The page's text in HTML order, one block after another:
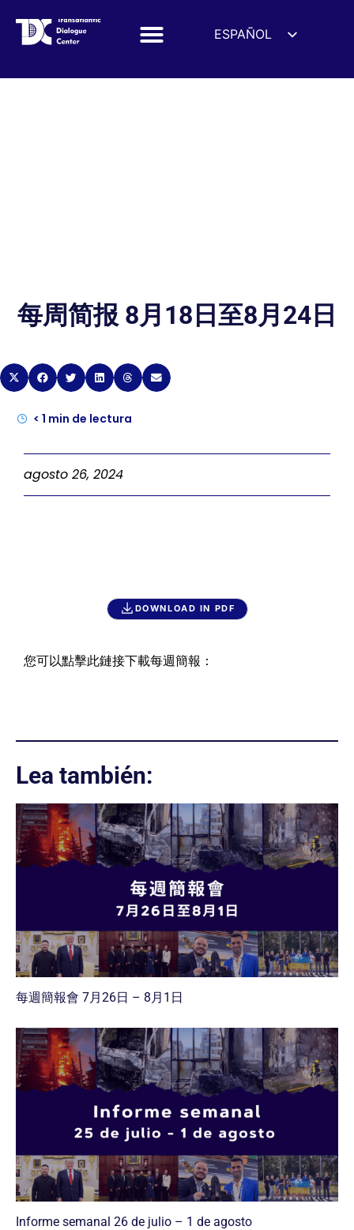
ESPAÑOL
每周简报 8月18日至8月24日
< 1 min de lectura
agosto 26, 2024
DOWNLOAD IN PDF
您可以點擊此鏈接下載每週簡報：
Lea también:
每週簡報會 7月26日 – 8月1日
Informe semanal 26 de julio – 1 de agosto